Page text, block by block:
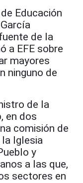
Educación
de la
a EFE sobre
mayores
ninguno de
de la
en dos
comisión de
Iglesia
y
a las que,
sectores en